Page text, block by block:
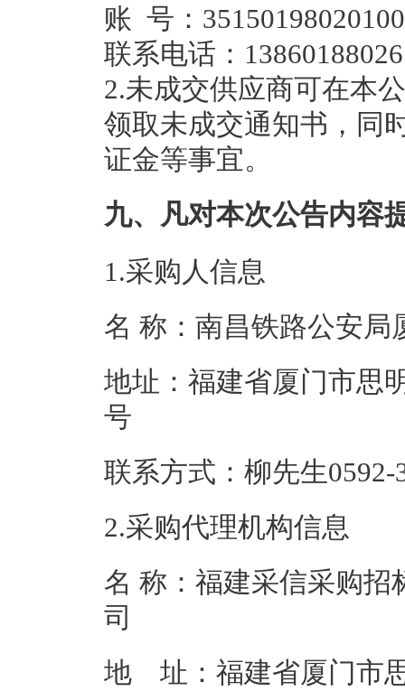
账 号：
联系电话：13860188026
2.未成交供应商可在本
领取未成交通知书，同
证金等事宜。
九、凡对本次公告内容
1.采购人信息
名 称：南昌铁路
地址：福建省厦门市思
号
联系方式：柳先
2.采购代理机构信息
名 称：福建采信采购招
地 址：福建省厦门市